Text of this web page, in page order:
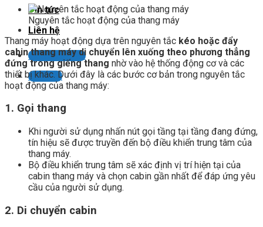
Tin tức
Liên hệ
Liên hệ tư vấn
LIÊN HỆ
Nguyên tắc hoạt động của thang máy
Thang máy hoạt động dựa trên nguyên tắc kéo hoặc đẩy
cabin thang máy di chuyển lên xuống theo phương thẳng
đứng trong giếng thang nhờ vào hệ thống động cơ và các
thiết bị khác. Dưới đây là các bước cơ bản trong nguyên tắc
hoạt động của thang máy:
1. Gọi thang
Khi người sử dụng nhấn nút gọi tầng tại tầng đang đứng,
tín hiệu sẽ được truyền đến bộ điều khiển trung tâm của
thang máy.
Bộ điều khiển trung tâm sẽ xác định vị trí hiện tại của
cabin thang máy và chọn cabin gần nhất để đáp ứng yêu
cầu của người sử dụng.
2. Di chuyển cabin